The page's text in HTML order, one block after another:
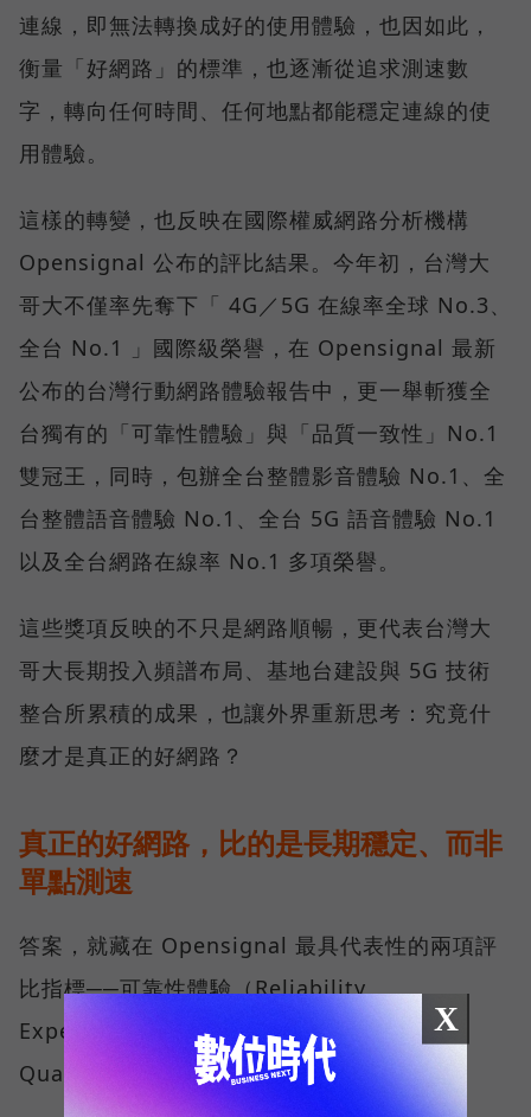
連線，即無法轉換成好的使用體驗，也因如此，
衡量「好網路」的標準，也逐漸從追求測速數
字，轉向任何時間、任何地點都能穩定連線的使
用體驗。
這樣的轉變，也反映在國際權威網路分析機構
Opensignal 公布的評比結果。今年初，台灣大
哥大不僅率先奪下「 4G／5G 在線率全球 No.3、
全台 No.1 」國際級榮譽，在 Opensignal 最新
公布的台灣行動網路體驗報告中，更一舉斬獲全
台獨有的「可靠性體驗」與「品質一致性」No.1
雙冠王，同時，包辦全台整體影音體驗 No.1、全
台整體語音體驗 No.1、全台 5G 語音體驗 No.1
以及全台網路在線率 No.1 多項榮譽。
這些獎項反映的不只是網路順暢，更代表台灣大
哥大長期投入頻譜布局、基地台建設與 5G 技術
整合所累積的成果，也讓外界重新思考：究竟什
麼才是真正的好網路？
真正的好網路，比的是長期穩定、而非
單點測速
答案，就藏在 Opensignal 最具代表性的兩項評
比指標──可靠性體驗（Reliability
Experience）與品質一致性（Consistent
Quality）。
X